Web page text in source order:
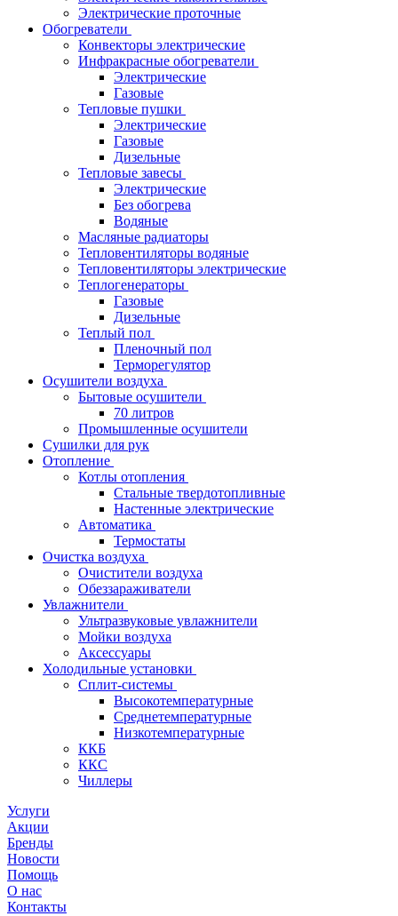
Электрические проточные
Обогреватели
Конвекторы электрические
Инфракрасные обогреватели
Электрические
Газовые
Тепловые пушки
Электрические
Газовые
Дизельные
Тепловые завесы
Электрические
Без обогрева
Водяные
Масляные радиаторы
Тепловентиляторы водяные
Тепловентиляторы электрические
Теплогенераторы
Газовые
Дизельные
Теплый пол
Пленочный пол
Терморегулятор
Осушители воздуха
Бытовые осушители
70 литров
Промышленные осушители
Сушилки для рук
Отопление
Котлы отопления
Стальные твердотопливные
Настенные электрические
Автоматика
Термостаты
Очистка воздуха
Очистители воздуха
Обеззараживатели
Увлажнители
Ультразвуковые увлажнители
Мойки воздуха
Аксессуары
Холодильные установки
Сплит-системы
Высокотемпературные
Среднетемпературные
Низкотемпературные
ККБ
ККС
Чиллеры
Услуги
Акции
Бренды
Новости
Помощь
О нас
Контакты